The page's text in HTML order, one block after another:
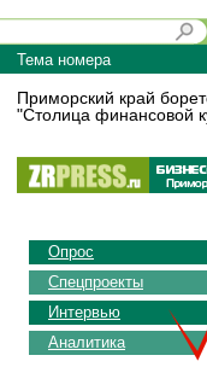
Тема номера
Приморский край
"Столица финансовой
Опрос
Спецпроекты
Интервью
Аналитика